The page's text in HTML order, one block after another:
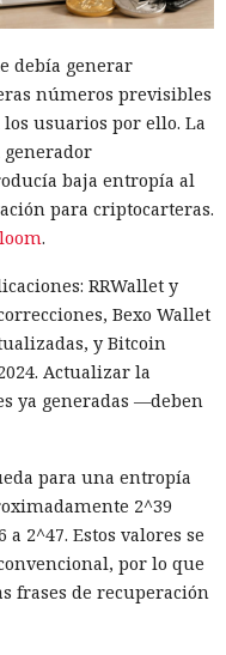
del rastreo en
su ubicación real —
en la herramienta
está disponible para
la dirección del
de Safari por dos nodos
modo que ninguno
conocer tanto la
debía generar
números previsibles
usuarios por ello. La
generador
baja entropía al
para criptocarteras.
.
RRWallet y
Bexo Wallet
y Bitcoin
Actualizar la
ya generadas —deben
para una entropía
2^39
2^47. Estos valores se
por lo que
frases de recuperación